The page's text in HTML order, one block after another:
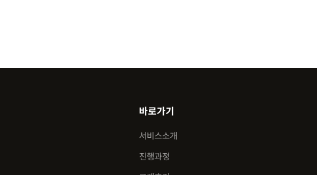
바로가기
서비스소개
진행과정